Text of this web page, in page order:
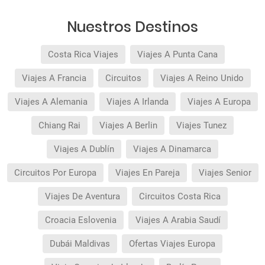
aplicables durante la vigencia de la misma. Las
posibles modificaciones de reserva posteriores
condiciones de promoción anteriormente
mencionadas. Descuento no acumulable.
Nuestros Destinos
Costa Rica Viajes Viajes A Punta Cana
Viajes A Francia Circuitos Viajes A Reino Unido
Viajes A Alemania Viajes A Irlanda Viajes A Europa
Chiang Rai Viajes A Berlin Viajes Tunez
Viajes A Dublín Viajes A Dinamarca
Circuitos Por Europa Viajes En Pareja Viajes Senior
Viajes De Aventura Circuitos Costa Rica
Croacia Eslovenia Viajes A Arabia Saudí
Dubái Maldivas Ofertas Viajes Europa